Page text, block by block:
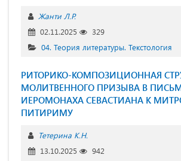
Жанти Л.Р.
02.11.2025
329
04. Теория литературы. Текстология
РИТОРИКО-КОМПОЗИЦИОННАЯ
МОЛИТВЕННОГО ПРИЗЫВА В
ИЕРОМОНАХА СЕВАСТИАНА К
ПИТИРИМУ
Тетерина К.Н.
13.10.2025
942